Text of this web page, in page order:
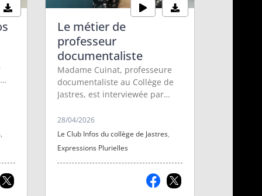
,
Le métier de
professeur
documentaliste
Madame Cuinat, professeure
documentaliste au Collège de
Jastres, est interviewée par
au sujet de son métier. Tom et
Léonie à la technique.
28/04/2026
Le Club Infos du collège de Jastres,
Expressions Plurielles